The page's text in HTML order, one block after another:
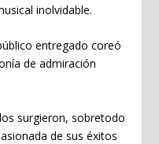
inolvidable.
entregado coreó
de admiración
surgieron, sobretodo
de sus éxitos